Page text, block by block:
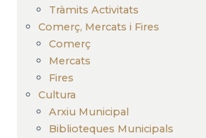
Tràmits Activitats
Comerç, Mercats i Fires
Comerç
Mercats
Fires
Cultura
Arxiu Municipal
Biblioteques Municipals